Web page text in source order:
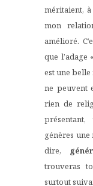
méritaient,
mon
amélioré.
que
est une
ne peuvent
rien de
génères
dire,
trouveras
surtout